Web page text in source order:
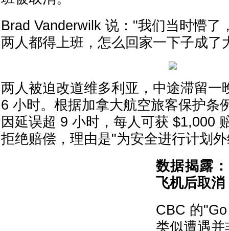
Brad Vanderwilk 说："我们当时懵了
两人都得上班，怎么回家一下子成了
两人被迫改道维多利亚，中途滞留一
6 小时。根据加拿大航空旅客保护条
因延误超 9 小时，每人可获 $1,000
拒绝赔偿，理由是"为安全进行计划
数据揭露
飞机后取消
CBC 的
类似遭遇